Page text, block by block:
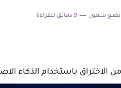
بضع شهور 9 دقائق للقراءة
باستخدام الذكاء